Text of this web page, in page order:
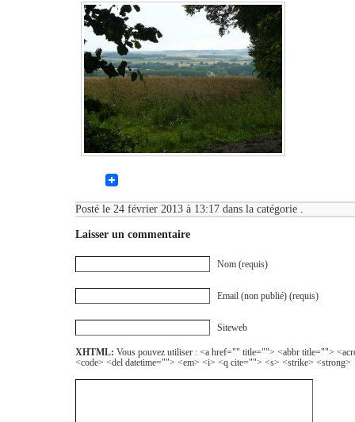
Posté le 24 février 2013 à 13:17 dans la catégorie .
Laisser un commentaire
Nom (requis)
Email (non publié) (requis)
Siteweb
XHTML: Vous pouvez utiliser : <a href="" title=""> <abbr title="">
<code> <del datetime=""> <em> <i> <q cite=""> <s> <strike> <strong>